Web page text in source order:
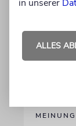
MEINUNG
in unserer
ALLES